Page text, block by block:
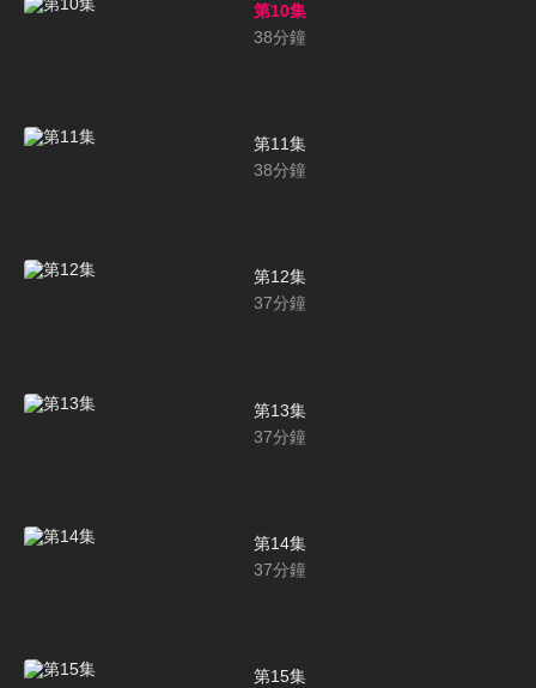
第10集
38分鐘
第11集
38分鐘
第12集
37分鐘
第13集
37分鐘
第14集
37分鐘
第15集